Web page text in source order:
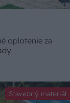
oplotenie za
Stavebný materiál